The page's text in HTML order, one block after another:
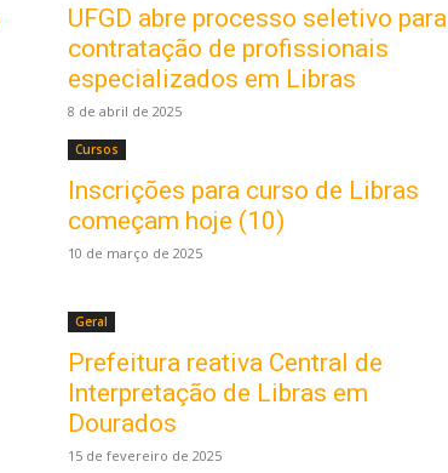
UFGD abre processo seletivo para
contratação de profissionais
especializados em Libras
8 de abril de 2025
Cursos
Inscrições para curso de Libras
começam hoje (10)
10 de março de 2025
Geral
Prefeitura reativa Central de
Interpretação de Libras em
Dourados
15 de fevereiro de 2025